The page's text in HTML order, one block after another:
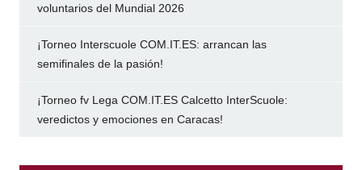
voluntarios del Mundial 2026
¡Torneo Interscuole COM.IT.ES: arrancan las
semifinales de la pasión!
¡Torneo fv Lega COM.IT.ES Calcetto InterScuole:
veredictos y emociones en Caracas!